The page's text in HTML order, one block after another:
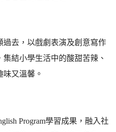
去，以戲劇表演及創意寫作
結小學生活中的酸甜苦辣、
又溫馨。
Program學習成果，融入社